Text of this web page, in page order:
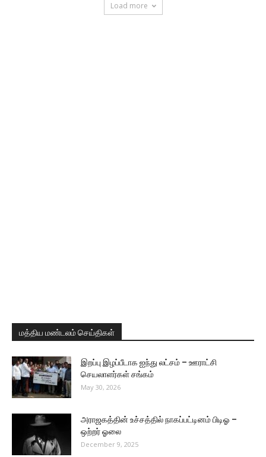
Load more
மத்திய மண்டலம் செய்திகள்
இறப்பு இழப்பீடாக ஐந்து லட்சம் – ஊராட்சி
செயலாளர்கள் சங்கம்
May 30, 2026
அராஜகத்தின் உச்சத்தில் நாகப்பட்டினம் பிடிஓ –
ஒற்றர் ஓலை
December 9, 2025